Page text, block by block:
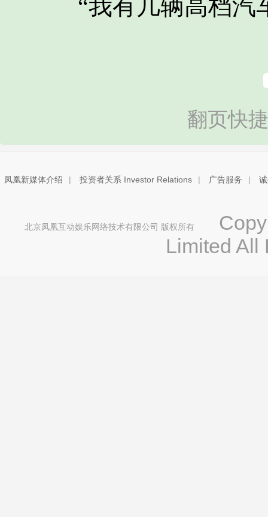
“我有几辆高档汽
翻页快
凤凰新媒体介绍 | 投资者关系 Investor Relations | 广告服务 |
北京凤凰互动娱乐网络技术有限公司 版权所有
Limited All